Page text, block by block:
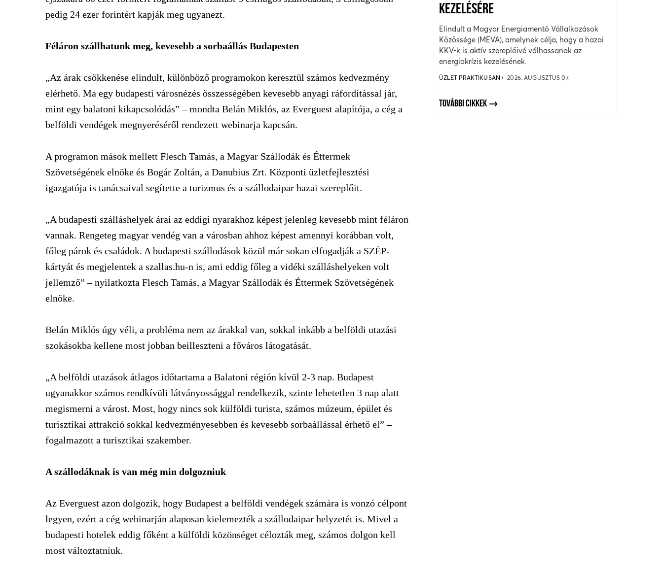
pedig 24 ezer forintért kapják meg ugyanezt.
Féláron szállhatunk meg, kevesebb a sorbaállás Budapesten
„Az árak csökkenése elindult, különböző programokon keresztül számos kedvezmény
elérhető. Ma egy budapesti városnézés összességében kevesebb anyagi ráfordítással jár,
mint egy balatoni kikapcsolódás” – mondta Belán Miklós, az Everguest alapítója, a cég a
belföldi vendégek megnyeréséről rendezett webinarja kapcsán.
A programon mások mellett Flesch Tamás, a Magyar Szállodák és Éttermek
Szövetségének elnöke és Bogár Zoltán, a Danubius Zrt. Központi üzletfejlesztési
igazgatója is tanácsaival segítette a turizmus és a szállodaipar hazai szereplőit.
„A budapesti szálláshelyek árai az eddigi nyarakhoz képest jelenleg kevesebb mint féláron
vannak. Rengeteg magyar vendég van a városban ahhoz képest amennyi korábban volt,
főleg párok és családok. A budapesti szállodások közül már sokan elfogadják a SZÉP-
kártyát és megjelentek a szallas.hu-n is, ami eddig főleg a vidéki szálláshelyeken volt
jellemző” – nyilatkozta Flesch Tamás, a Magyar Szállodák és Éttermek Szövetségének
elnöke.
Belán Miklós úgy véli, a probléma nem az árakkal van, sokkal inkább a belföldi utazási
szokásokba kellene most jobban beilleszteni a főváros látogatását.
„A belföldi utazások átlagos időtartama a Balatoni régión kívül 2-3 nap. Budapest
ugyanakkor számos rendkívüli látványossággal rendelkezik, szinte lehetetlen 3 nap alatt
megismerni a várost. Most, hogy nincs sok külföldi turista, számos múzeum, épület és
turisztikai attrakció sokkal kedvezményesebben és kevesebb sorbaállással érhető el” –
fogalmazott a turisztikai szakember.
A szállodáknak is van még min dolgozniuk
Az Everguest azon dolgozik, hogy Budapest a belföldi vendégek számára is vonzó célpont
legyen, ezért a cég webinarján alaposan kielemezték a szállodaipar helyzetét is. Mivel a
budapesti hotelek eddig főként a külföldi közönséget célozták meg, számos dolgon kell
most változtatniuk.
KEZELÉSÉRE
Elindult a Magyar Energiamentő Vállalkozások
Közössége (MEVA), amelynek célja, hogy a hazai
KKV-k is aktív szereplőivé válhassanak az
energiakrízis kezelésének.
ÜZLET PRAKTIKUSAN 2026. AUGUSZTUS 07.
TOVÁBBI CIKKEK